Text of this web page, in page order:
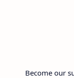
Become our